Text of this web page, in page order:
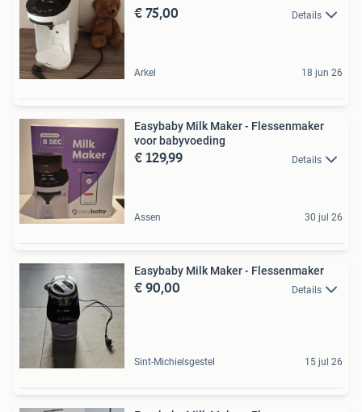
€ 75,00 Details
Arkel 18 jun 26
Easybaby Milk Maker - Flessenmaker
voor babyvoeding
€ 129,99 Details
Assen 30 jul 26
Easybaby Milk Maker - Flessenmaker
€ 90,00 Details
Sint-Michielsgestel 15 jul 26